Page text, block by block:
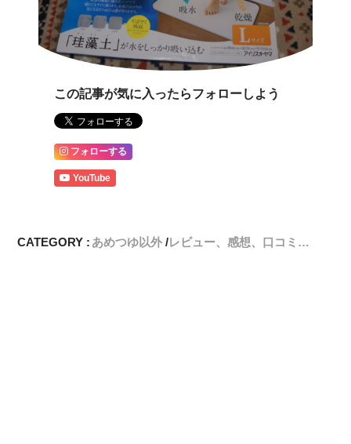
この記事が気に入ったらフォローしよう
フォローする
YouTube
CATEGORY : あめつゆ以外 レビュー、感想、口コミ…